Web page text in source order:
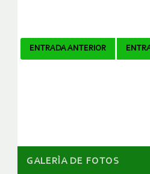
Navegador
ENTRADA ANTERIOR
GALERÌA DE FOTOS